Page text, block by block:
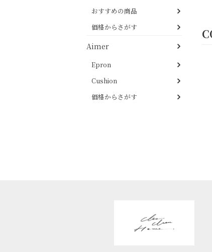
おすすめの商品
価格からさがす
Aimer
Epron
Cushion
価格からさがす